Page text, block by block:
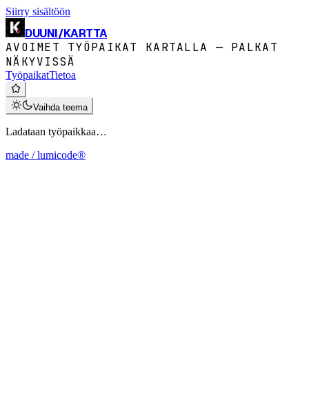
Siirry sisältöön
DUUNI/KARTTA
AVOIMET TYÖPAIKAT KARTALLA — PALKAT
NÄKYVISSÄ
TyöpaikatTietoa
Vaihda teema
Ladataan työpaikkaa…
made / lumicode®